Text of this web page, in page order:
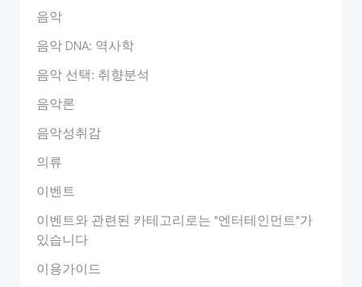
음악
음악 DNA: 역사학
음악 선택: 취향분석
음악론
음악성취감
의류
이벤트
이벤트와 관련된 카테고리로는 "엔터테인먼트"가
있습니다
이용가이드